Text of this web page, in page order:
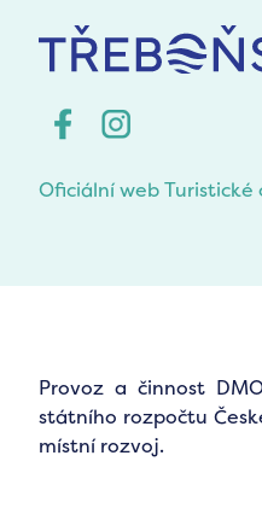
Oficiální web Turistické
Provoz a činnost
státního rozpočtu
místní rozvoj.